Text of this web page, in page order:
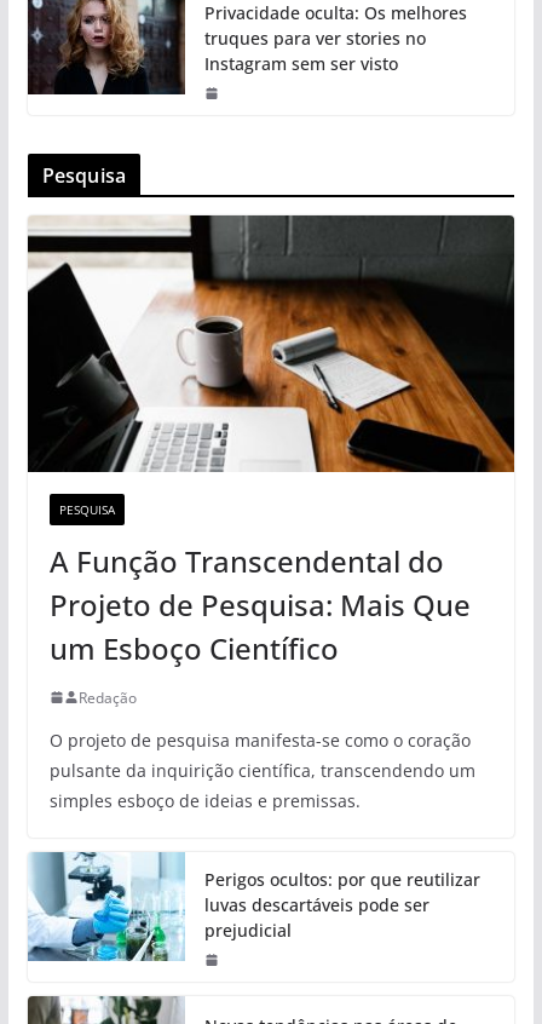
Privacidade oculta: Os melhores
truques para ver stories no
Instagram sem ser visto
Pesquisa
PESQUISA
A Função Transcendental do
Projeto de Pesquisa: Mais Que
um Esboço Científico
Redação
O projeto de pesquisa manifesta-se como o coração
pulsante da inquirição científica, transcendendo um
simples esboço de ideias e premissas.
Perigos ocultos: por que reutilizar
luvas descartáveis pode ser
prejudicial